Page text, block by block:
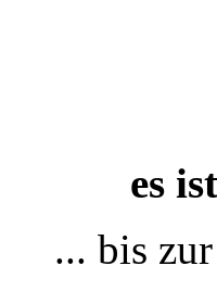
es
... bis